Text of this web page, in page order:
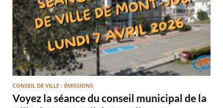
CONSEIL DE VILLE / ÉMISSIONS
Voyez la séance du conseil municipal de la